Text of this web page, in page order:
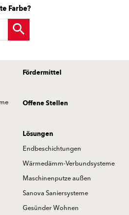
Farbe?
Fördermittel
Offene Stellen
Lösungen
Endbeschichtungen
Wärmedämm-Verbundsysteme
Maschinenputze außen
Sanova Saniersysteme
Gesünder Wohnen